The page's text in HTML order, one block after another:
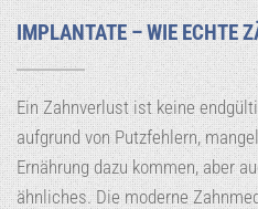
IMPLANTATE – WIE ECHTE
Ein Zahnverlust ist keine
aufgrund von Putzfehlern,
Ernährung dazu kommen, aber
ähnliches. Die moderne